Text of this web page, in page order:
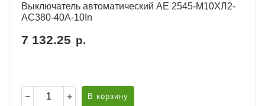
Выключатель автоматический АЕ 2545-М10ХЛ2-
AC380-40А-10In
7 132.25 р.
В корзину